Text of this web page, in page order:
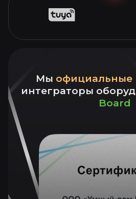
Мы официальные
интеграторы
Board